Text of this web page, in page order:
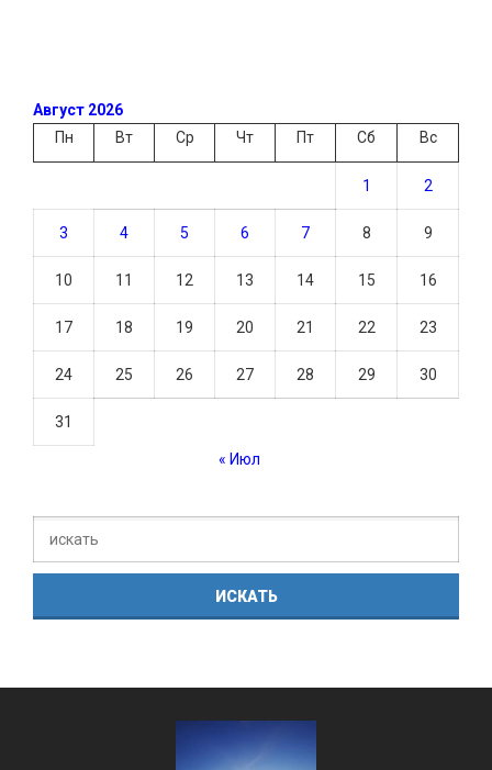
Август 2026
Пн
Вт Ср Чт Пт Сб Вс
1 2
3 4 5 6 7 8 9
10 11 12 13 14 15 16
17 18 19 20 21 22 23
24 25 26 27 28 29 30
31
« Июл